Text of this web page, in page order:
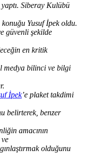
Siberay Kulübü
konuğu Yusuf İpek oldu.
güvenli şekilde
en kritik
medya bilinci ve bilgi
İpek’e plaket takdimi
belirterek, benzer
amacının
olduğunu